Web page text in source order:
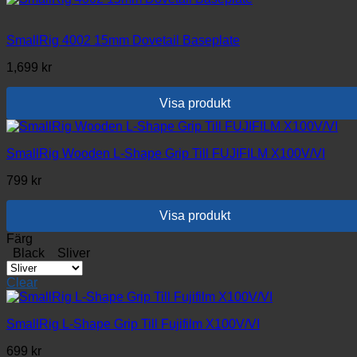
olika
kan
väljas
SmallRig 4002 15mm Dovetail Baseplate
1,699 kr
Visa produkt
SmallRig Wooden L-Shape Grip Till FUJIFILM X100V/VI
799 kr
Visa produkt
Den
här
produkten
har
flera
De
alternativen
Färg
Black
Sliver
Clear
SmallRig L-Shape Grip Till Fujifilm X100V/VI
699 kr